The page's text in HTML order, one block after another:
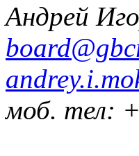
Андрей
моб. тел: